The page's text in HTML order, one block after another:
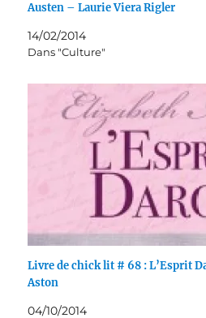
Austen – Laurie Viera Rigler
14/02/2014
Dans "Culture"
Livre de chick lit # 68 : L’Esprit
Aston
04/10/2014